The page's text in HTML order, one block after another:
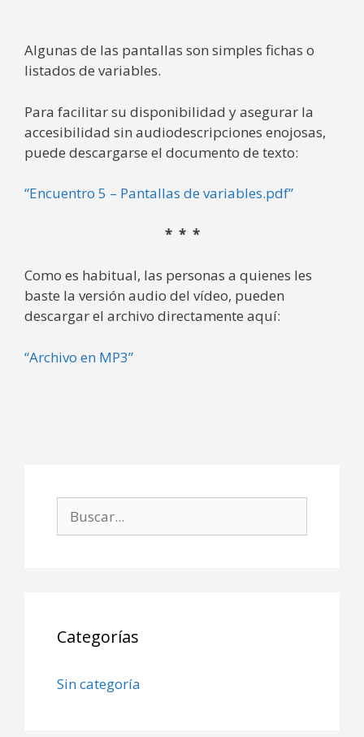
Algunas de las pantallas son simples fichas o
listados de variables.
Para facilitar su disponibilidad y asegurar la
accesibilidad sin audiodescripciones enojosas,
puede descargarse el documento de texto:
“Encuentro 5 – Pantallas de variables.pdf”
* * *
Como es habitual, las personas a quienes les
baste la versión audio del vídeo, pueden
descargar el archivo directamente aquí:
“Archivo en MP3”
Categorías
Sin categoría